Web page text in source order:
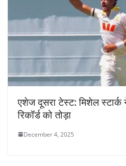
एशेज दूसरा टेस्ट: मिशेल
रिकॉर्ड को तोड़ा
December 4, 2025